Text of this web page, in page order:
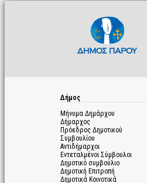
Δήμος
Μήνυμα Δημάρχου
Δήμαρχος
Πρόεδρος Δημοτικού
Συμβουλίου
Αντιδήμαρχοι
Εντεταλμένοι Σύμβουλοι
Δημοτικό συμβούλιο
Δημοτική Επιτροπή
Δημοτικά Κοινοτικά